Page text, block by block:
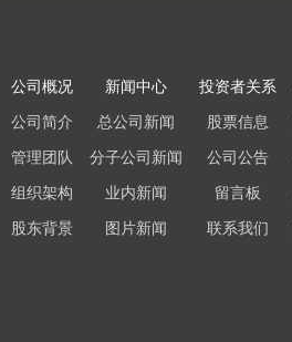
公司概况
公司简介
管理团队
组织架构
股东背景
新闻中心
总公司新闻
分子公司新闻
业内新闻
图片新闻
投资者关系
股票信息
公司公告
留言板
联系我们